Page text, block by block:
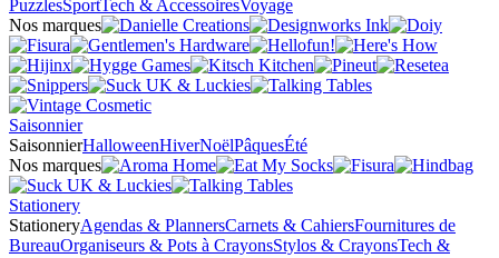
PuzzlesSportTech & AccessoiresVoyage
Nos marques
Saisonnier
SaisonnierHalloweenHiverNoëlPâquesÉté
Nos marques
Stationery
StationeryAgendas & PlannersCarnets & CahiersFournitures de
BureauOrganiseurs & Pots à CrayonsStylos & CrayonsTech &